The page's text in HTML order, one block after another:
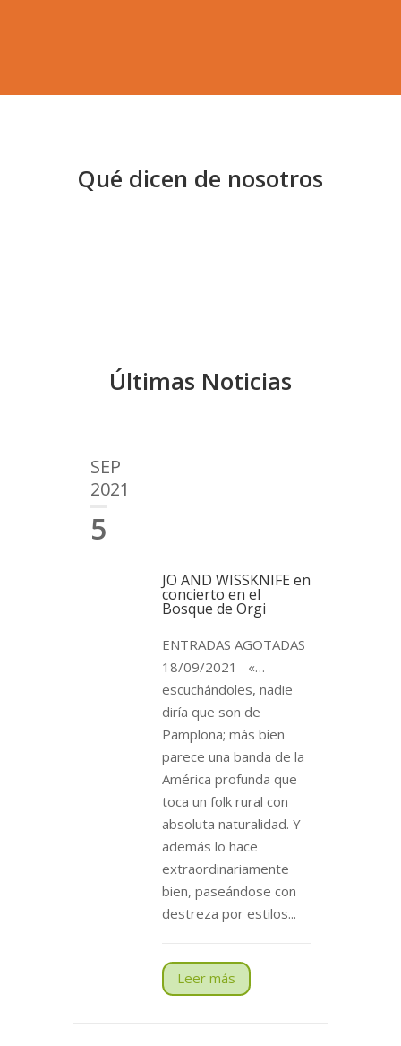
Qué dicen de nosotros
Últimas Noticias
SEP
2021
5
JO AND WISSKNIFE en
concierto en el
Bosque de Orgi
ENTRADAS AGOTADAS
18/09/2021 «…
escuchándoles, nadie
diría que son de
Pamplona; más bien
parece una banda de la
América profunda que
toca un folk rural con
absoluta naturalidad. Y
además lo hace
extraordinariamente
bien, paseándose con
destreza por estilos...
Leer más